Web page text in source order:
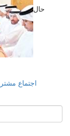
حال
اجتماع